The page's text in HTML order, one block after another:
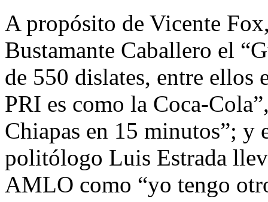
A propósito de Vicente
Bustamante Caballero el
de 550 dislates, entre ellos
PRI es como la Coca-
Chiapas en 15 minutos”; y
politólogo Luis Estrada
AMLO como “yo tengo